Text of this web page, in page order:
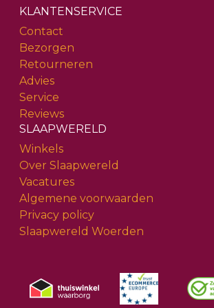
KLANTENSERVICE
Contact
Bezorgen
Retourneren
Advies
Service
Reviews
SLAAPWERELD
Winkels
Over Slaapwereld
Vacatures
Algemene voorwaarden
Privacy policy
Slaapwereld Woerden